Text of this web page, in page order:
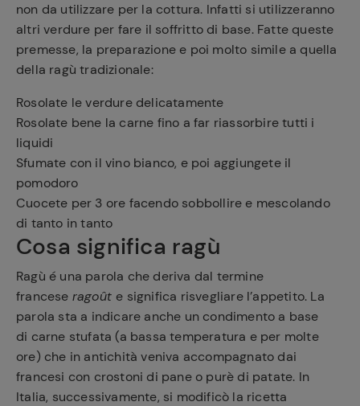
non da utilizzare per la cottura. Infatti si utilizzeranno
altri verdure per fare il soffritto di base. Fatte queste
premesse, la preparazione e poi molto simile a quella
della ragù tradizionale:
Rosolate le verdure delicatamente
Rosolate bene la carne fino a far riassorbire tutti i
liquidi
Sfumate con il vino bianco, e poi aggiungete il
pomodoro
Cuocete per 3 ore facendo sobbollire e mescolando
di tanto in tanto
Cosa significa ragù
Ragù é una parola che deriva dal termine
francese ragoût e significa risvegliare l’appetito. La
parola sta a indicare anche un condimento a base
di carne stufata (a bassa temperatura e per molte
ore) che in antichità veniva accompagnato dai
francesi con crostoni di pane o purè di patate. In
Italia, successivamente, si modificò la ricetta